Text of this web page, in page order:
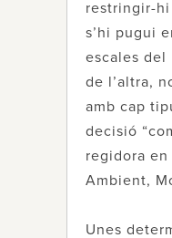
restringir-hi
s’hi pugui
escales del
de l’altra,
amb cap
decisió
regidora
Ambient,
Unes